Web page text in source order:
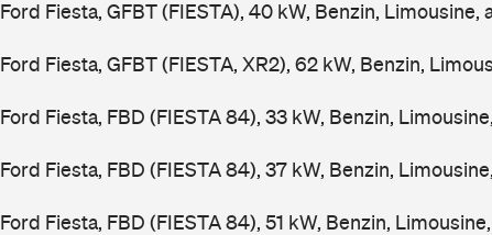
Ford Fiesta, GFBT (FIESTA), 40 kW, Benzin, Limousine,
Ford Fiesta, GFBT (FIESTA, XR2), 62 kW, Benzin,
Ford Fiesta, FBD (FIESTA 84), 33 kW, Benzin,
Ford Fiesta, FBD (FIESTA 84), 37 kW, Benzin,
Ford Fiesta, FBD (FIESTA 84), 51 kW, Benzin,